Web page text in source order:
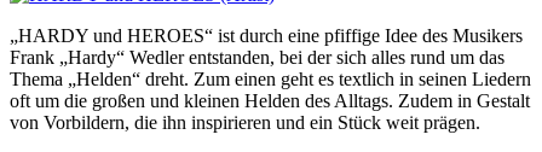
„HARDY und HEROES“ ist durch eine pfiffige Idee des Musikers
Frank „Hardy“ Wedler entstanden, bei der sich alles rund um das
Thema „Helden“ dreht. Zum einen geht es textlich in seinen Liedern
oft um die großen und kleinen Helden des Alltags. Zudem in Gestalt
von Vorbildern, die ihn inspirieren und ein Stück weit prägen.